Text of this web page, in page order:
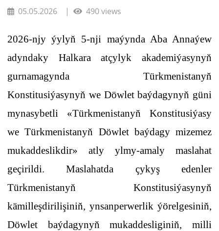
05.05.2026 | 490 views
2026-njy ýylyň 5-nji maýynda Aba Annaýew
adyndaky Halkara atçylyk akademiýasynyň
gurnamagynda Türkmenistanyň
Konstitusiýasynyň we Döwlet baýdagynyň güni
mynasybetli «Türkmenistanyň Konstitusiýasy
we Türkmenistanyň Döwlet baýdagy mizemez
mukaddeslikdir» atly ylmy-amaly maslahat
geçirildi. Maslahatda çykyş edenler
Türkmenistanyň Konstitusiýasynyň
kämilleşdirilişiniň, ynsanperwerlik ýörelgesiniň,
Döwlet baýdagynyň mukaddesliginiň, milli